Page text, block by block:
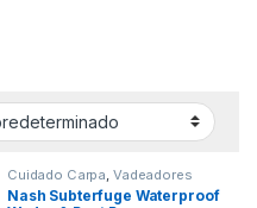
Cuidado Carpa Vadeadores
Nash Subterfuge Waterproof